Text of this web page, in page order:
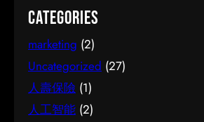
幫你少走冤枉路：先設定清晰的
集足夠的資料再比較，以及保留
化。把這些習慣養成，做選擇時
手。 因應需要選擇 不同的情境，
求也不一樣。先想清楚自己最常
先考量，再作選擇，就能避免買
阱，把時間與資源花在真正合適
做足功課的價值所在。 事前要留
之前，有幾點值得特別留意。首
況不盡相同，適合別人的未必適
資訊來源是否可靠同樣關鍵。如
詢相關範疇的專業人士，往往能
作出更明智的決定。這篇文章會
大家分享關於試管嬰兒的實用資
認真了解試管嬰兒的好處顯而易
己面對的選擇與條件，便更容易
阱，把時間與資源花在真正合適
做足功課的價值所在。 事前要留
之前，有幾點值得特別留意。首
Categories
marketing (2)
Uncategorized (27)
人壽保險 (1)
人工智能 (2)